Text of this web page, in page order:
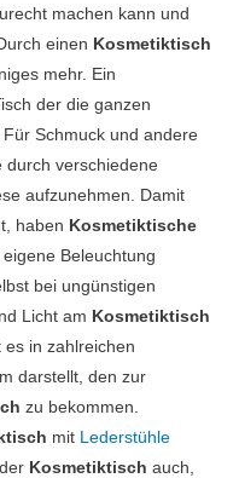
machen kann und
einen Kosmetiktisch
mehr. Ein
der die ganzen
Schmuck und andere
durch verschiedene
aufzunehmen. Damit
haben Kosmetiktische
Beleuchtung
bei ungünstigen
Licht am Kosmetiktisch
es in zahlreichen
darstellt, den zur
zu bekommen.
mit Lederstühle
Kosmetiktisch auch,